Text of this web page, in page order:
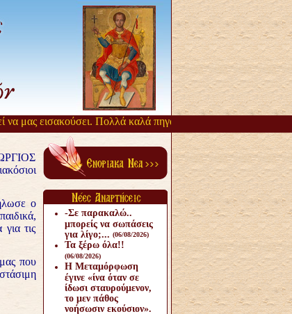
μας εισακούσει. Πολλά καλά πηγάζουν, από την αργοπορία
ο
τις
που
-Σε παρακαλώ..
μπορείς να σωπάσεις
για λίγο;... (06/08/2026)
Τα ξέρω όλα!!
(06/08/2026)
Η Μεταμόρφωση
έγινε «ίνα όταν σε
ίδωσι σταυρούμενον,
το μεν πάθος
νοήσωσιν εκούσιον».